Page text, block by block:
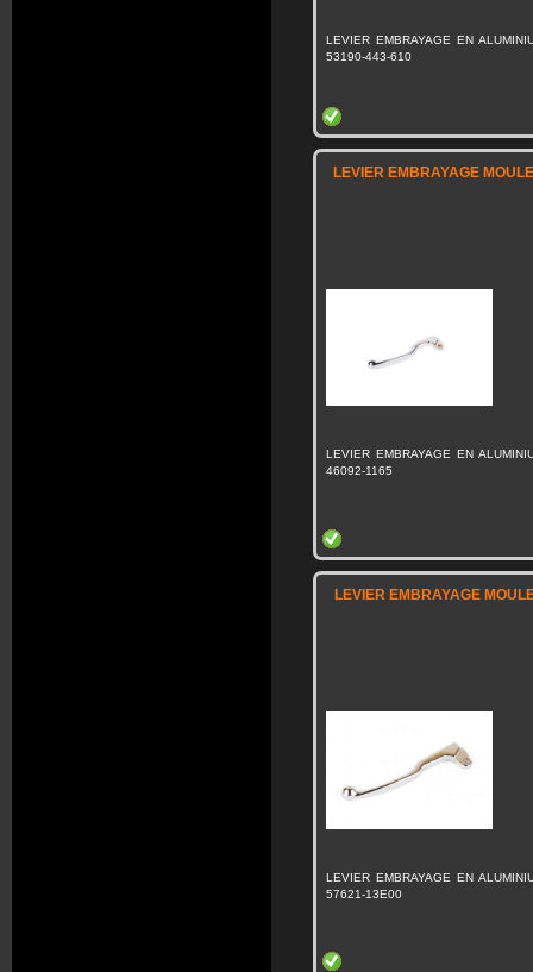
LEVIER EMBRAYAGE EN
53190-443-610
LEVIER EMBRAYAGE
LEVIER EMBRAYAGE EN
46092-1165
LEVIER EMBRAYAGE
LEVIER EMBRAYAGE EN
57621-13E00